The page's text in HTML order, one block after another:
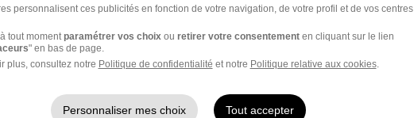
1
Sourcing Centralisée H/F
personnalisent ces publicités en fonction de votre navigation, de votre profil et de vos centres
tout moment paramétrer vos choix ou retirer votre consentementen cliquant sur le lien
" en bas de page.
plus, consultez notre Politique de confidentialité et notre Politique relative aux cookies.
Personnaliser mes choix Tout accepter